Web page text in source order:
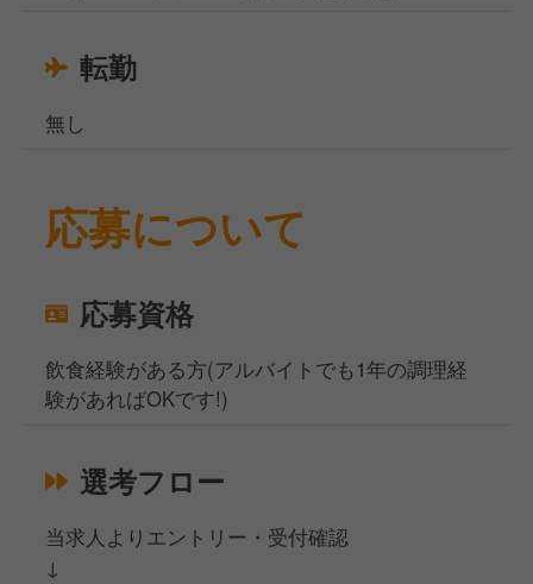
転勤
無し
応募について
応募資格
飲食経験がある方(アルバイトでも1年の調理経
験があればOKです!)
選考フロー
当求人よりエントリー・受付確認
↓